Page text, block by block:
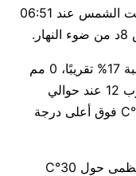
وكالة حماية البيئة 3، PM2.5 53. أشرقت الشمس عند 06:51
هطول الأمطار غير مرجح — فرصة بنسبة 17% تقريبًا، 0 مم
كحد أقصى. أدفأ جزء من اليوم يكون قرب 12 عند حوالي
29°م. اليوم أدفأ من المعتاد — تقريباً 3°C فوق أعلى درجة
يبدو الأسبوع القادم مستقرًا، مع بقاء العظمى حول 30°C